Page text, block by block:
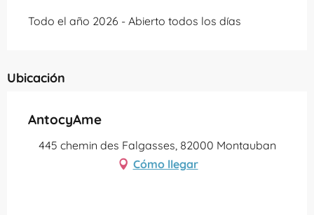
Todo el año 2026 - Abierto todos los días
Ubicación
AntocyAme
445 chemin des Falgasses, 82000 Montauban
Cómo llegar